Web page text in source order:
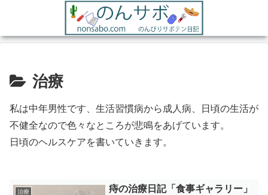
治療
私は中年男性です、生活習慣病から成人病、日頃の生活が
不健全なので色々なところが悲鳴をあげています。
日頃のヘルスケアを書いていきます。
治療 痔の治療日記「食事ギャラリー」